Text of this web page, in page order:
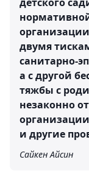
двумя
санитарно-
а с другой
тяжбы с
незаконно
и другие
Сайкен Айсин